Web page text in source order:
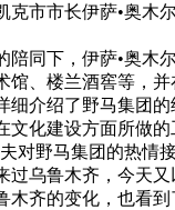
克市市长伊萨•奥木
同下，伊萨•奥木
馆、楼兰酒窖等，
细介绍了野马集团
文化建设方面所做的
对野马集团的热情
过乌鲁木齐，今天
木齐的变化，也看